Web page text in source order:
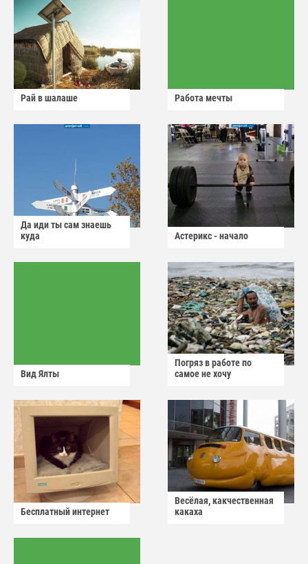
Рай в шалаше Работа мечты
Да иди ты сам знаешь
куда
Астерикс - начало
Вид Ялты
Погряз в работе по
самое не хочу
Бесплатный интернет
Весёлая, какчественная
какаха